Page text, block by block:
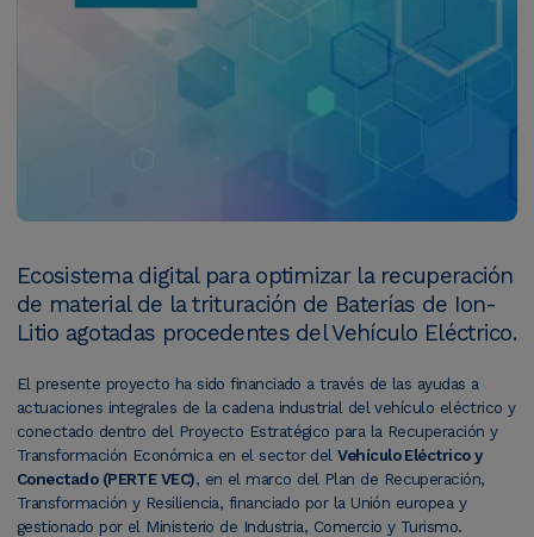
Ecosistema digital para optimizar la recuperación
de material de la trituración de Baterías de Ion-
Litio agotadas procedentes del Vehículo Eléctrico.
El presente proyecto ha sido financiado a través de las ayudas a
actuaciones integrales de la cadena industrial del vehículo eléctrico y
conectado dentro del Proyecto Estratégico para la Recuperación y
Transformación Económica en el sector delVehículo Eléctrico y
Conectado (PERTE VEC), en el marco del Plan de Recuperación,
Transformación y Resiliencia, financiado por la Unión europea y
gestionado por el Ministerio de Industria, Comercio y Turismo.